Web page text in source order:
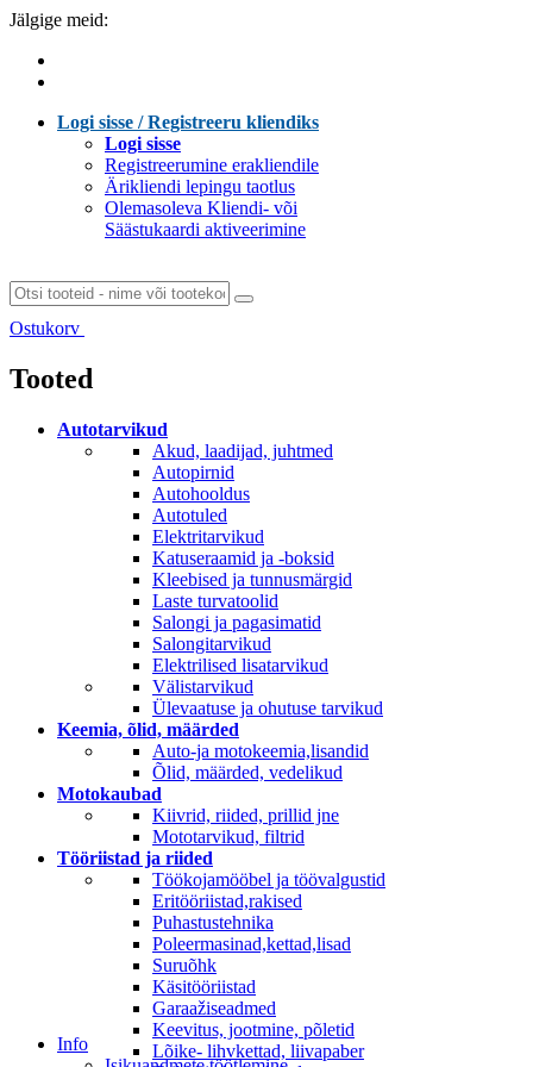
Jälgige meid:
Logi sisse / Registreeru kliendiks
Logi sisse
Registreerumine erakliendile
Ärikliendi lepingu taotlus
Olemasoleva Kliendi- või
Säästukaardi aktiveerimine
Ostukorv
Tooted
Autotarvikud
Akud, laadijad, juhtmed
Autopirnid
Autohooldus
Autotuled
Elektritarvikud
Katuseraamid ja -boksid
Kleebised ja tunnusmärgid
Laste turvatoolid
Salongi ja pagasimatid
Salongitarvikud
Elektrilised lisatarvikud
Välistarvikud
Ülevaatuse ja ohutuse tarvikud
Keemia, õlid, määrded
Auto-ja motokeemia,lisandid
Õlid, määrded, vedelikud
Motokaubad
Kiivrid, riided, prillid jne
Mototarvikud, filtrid
Tööriistad ja riided
Töökojamööbel ja töövalgustid
Eritööriistad,rakised
Puhastustehnika
Poleermasinad,kettad,lisad
Suruõhk
Käsitööriistad
Garaažiseadmed
Keevitus, jootmine, põletid
Lõike- lihvkettad, liivapaber
Info